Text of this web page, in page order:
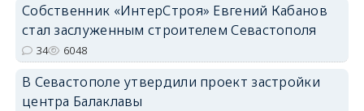
Собственник «ИнтерСтроя» Евгений Кабанов
стал заслуженным строителем Севастополя
34 6048
В Севастополе утвердили проект застройки
центра Балаклавы